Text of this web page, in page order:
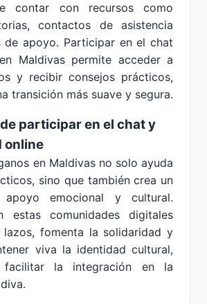
contar con recursos como
contactos de asistencia
de apoyo. Participar en el chat
Maldivas permite acceder a
y recibir consejos prácticos,
transición más suave y segura.
participar en el chat y
online
en Maldivas no solo ayuda
sino que también crea un
emocional y cultural.
estas comunidades digitales
fomenta la solidaridad y
viva la identidad cultural,
facilitar la integración en la